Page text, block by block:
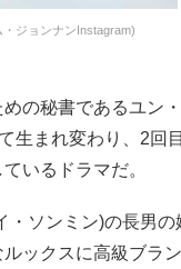
ジョンナンInstagram)
の秘書であるユン・
生まれ変わり、2回目
いるドラマだ。
・ソンミン)の長男の
ックスに高級ブラン